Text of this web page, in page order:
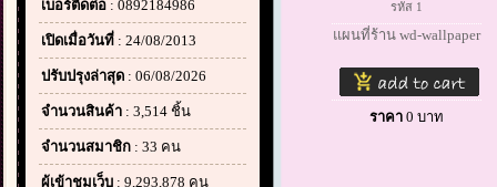
เบอร์ติดต่อ : 0892184986
เปิดเมื่อวันที่ : 24/08/2013
ปรับปรุงล่าสุด : 06/08/2026
จำนวนสินค้า : 3,514 ชิ้น
จำนวนสมาชิก : 33 คน
ผู้เข้าชมเว็บ : 9,293,878 คน
รหัส 1
แผนที่ร้าน wd-wallpaper
ราคา 0 บาท